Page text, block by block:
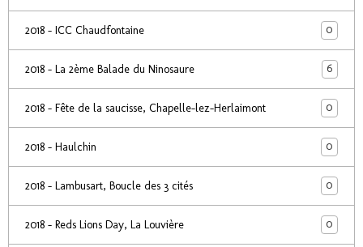
2018 - ICC Chaudfontaine 0
2018 - La 2ème Balade du Ninosaure 6
2018 - Fête de la saucisse, Chapelle-lez-Herlaimont 0
2018 - Haulchin 0
2018 - Lambusart, Boucle des 3 cités 0
2018 - Reds Lions Day, La Louvière 0